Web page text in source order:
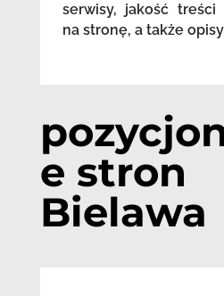
serwisy, jakość treści
na stronę, a także
e stron
Bielawa